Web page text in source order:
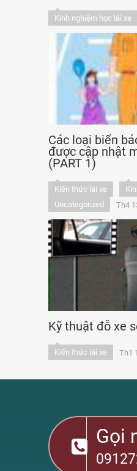
Kinh nghiệm học lái xe
Các loại biển
được cập nhật
(PART 1)
Kiến thức lái xe
Uncategorized
Th4
Kỹ thuật đỗ xe
Kiến thức lái xe Th1
Gọi